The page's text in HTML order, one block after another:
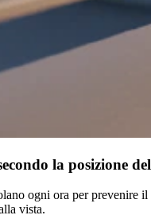
la posizione
ogni ora per prevenire
vista.